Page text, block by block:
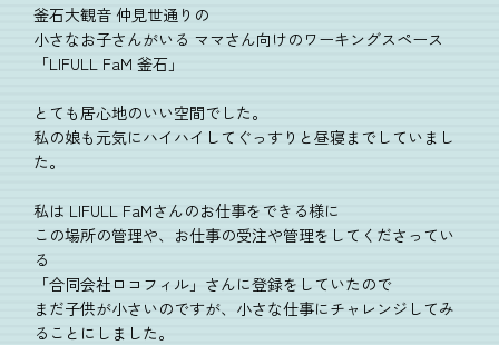
釜石大観音 仲見世通りの
小さなお子さんがいる ママさん向けのワーキングスペース
「LIFULL FaM 釜石」
とても居心地のいい空間でした。
私の娘も元気にハイハイしてぐっすりと昼寝までしていまし
た。
私は LIFULL FaMさんのお仕事をできる様に
この場所の管理や、お仕事の受注や管理をしてくださってい
る
「合同会社ロコフィル」さんに登録をしていたので
まだ子供が小さいのですが、小さな仕事にチャレンジしてみ
ることにしました。